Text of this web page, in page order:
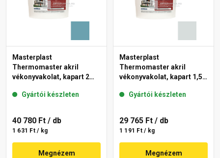
Masterplast
Thermomaster akril
vékonyvakolat, kapart 2
Gyártói készleten
40 780 Ft / db
1 631 Ft / kg
Megnézem
Masterplast
Thermomaster akril
vékonyvakolat, kapart 1,5
Gyártói készleten
29 765 Ft / db
1 191 Ft / kg
Megnézem